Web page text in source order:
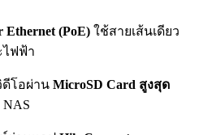
Ethernet (PoE) ใช้สายเส้นเดียว
ฟฟ้า
ดีโอผ่าน MicroSD Card สูงสุด